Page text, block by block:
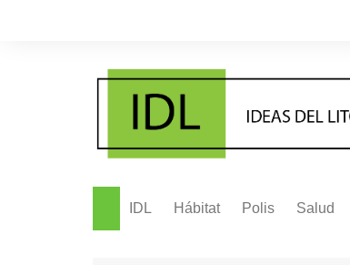
IDL Hábitat Polis Salud